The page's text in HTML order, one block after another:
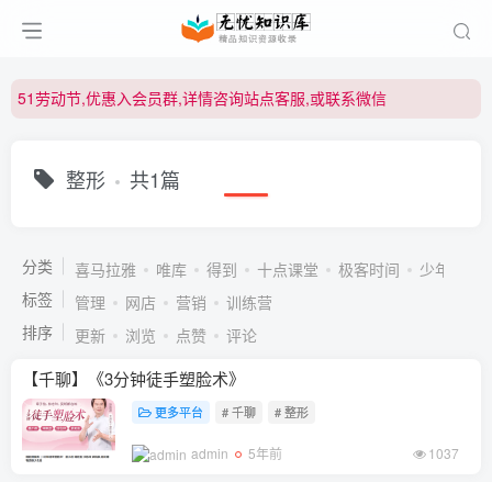
51劳动节,优惠入会员群,详情咨询站点客服,或联系微信
51劳动节,优惠入会员群,详情咨询站点客服,或联系微信
整形 共1篇
分类 喜马拉雅 唯库 得到 十点课堂 极客时间
少年得到
标签
管理 网店 营销
训练营
排序
更新 浏览 点赞 评论
【千聊】《3分钟徒手塑脸术》
更多平台 # 千聊 # 整形
admin 5年前 1037